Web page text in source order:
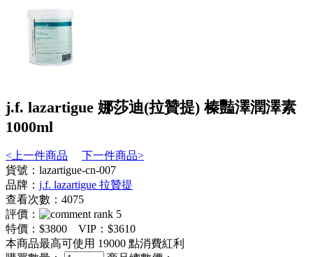
j.f. lazartigue 娜莎迪(拉贊提) 榛豔澤潤澤素
1000ml
<上一件商品
下一件商品>
貨號：lazartigue-cn-007
品牌： j.f. lazartigue 拉贊提
查看次數：4075
評價：
特價： $3800 VIP： $3610
本商品最高可使用 19000 點消費紅利